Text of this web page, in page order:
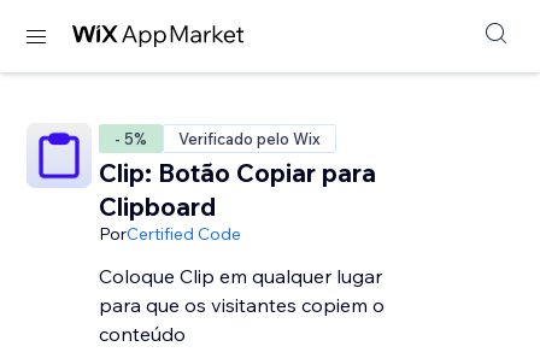
- 5% Verificado pelo Wix
Clip: Botão Copiar para
Clipboard
PorCertified Code
Coloque Clip em qualquer lugar
para que os visitantes copiem o
conteúdo